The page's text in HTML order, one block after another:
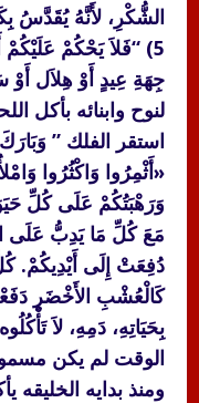
5) “فَلاَ يَحْكُمْ
لنوح وابنائه بأكل
استقر الفلك ”
«أَثْمِرُوا وَاكْثُرُوا
وَرَهْبَتُكُمْ عَلَى كُلِّ
مَعَ كُلِّ مَا يَدِبُّ عَلَى
دُفِعَتْ إِلَى أَيْدِيكُمْ.
كَالْعُشْبِ الأَخْضَرِ
الوقت لم يكن
ومنذ بدايه